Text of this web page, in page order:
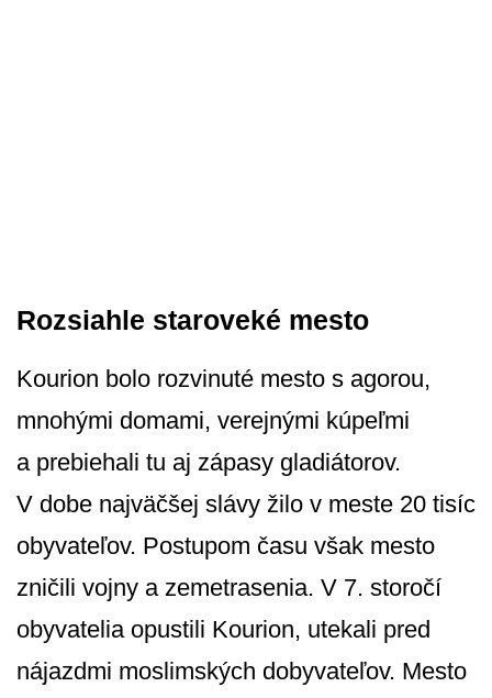
Rozsiahle staroveké mesto
Kourion bolo rozvinuté mesto s agorou,
mnohými domami, verejnými kúpeľmi
a prebiehali tu aj zápasy gladiátorov.
V dobe najväčšej slávy žilo v meste 20 tisíc
obyvateľov. Postupom času však mesto
zničili vojny a zemetrasenia. V 7. storočí
obyvatelia opustili Kourion, utekali pred
nájazdmi moslimských dobyvateľov. Mesto